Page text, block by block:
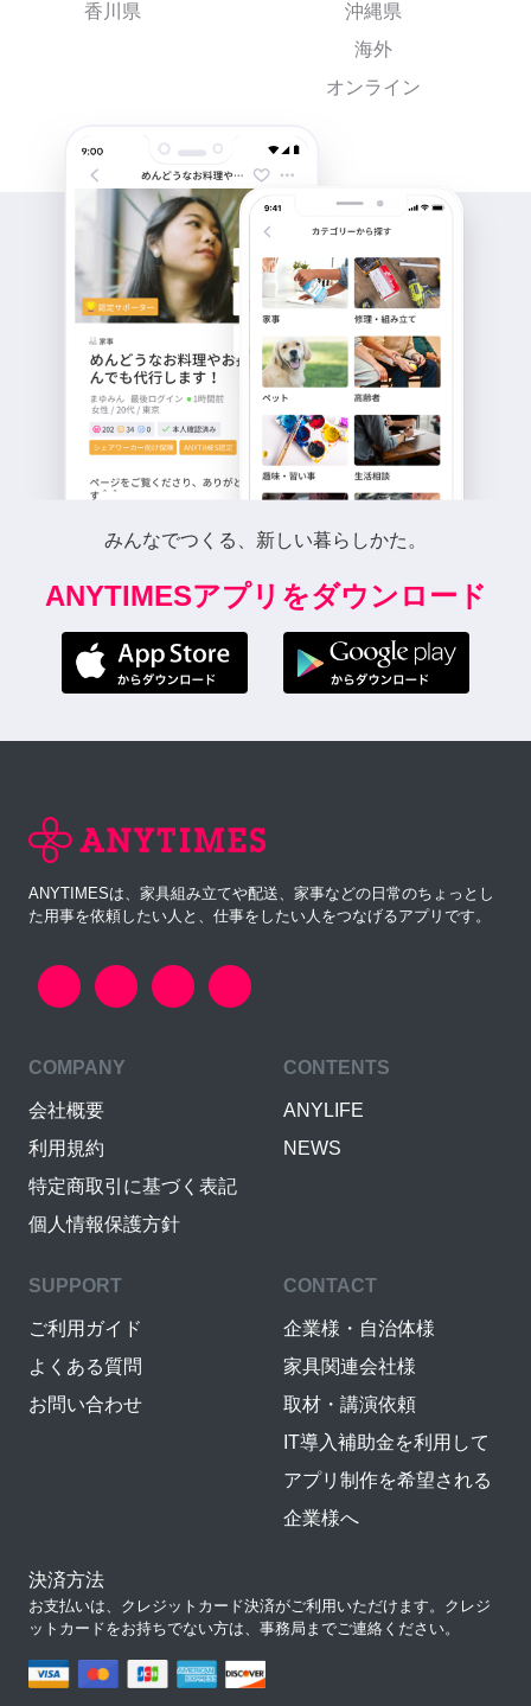
香川県
沖縄県
海外
オンライン
みんなでつくる、新しい暮らしかた。
ANYTIMESアプリをダウンロード
ANYTIMESは、家具組み立てや配送、家事などの日常のちょっとし
た用事を依頼したい人と、仕事をしたい人をつなげるアプリです。
COMPANY
会社概要
利用規約
特定商取引に基づく表記
個人情報保護方針
CONTENTS
ANYLIFE
NEWS
SUPPORT
ご利用ガイド
よくある質問
お問い合わせ
CONTACT
企業様・自治体様
家具関連会社様
取材・講演依頼
IT導入補助金を利用して
アプリ制作を希望される
企業様へ
決済方法
お支払いは、クレジットカード決済がご利用いただけます。クレジ
ットカードをお持ちでない方は、事務局までご連絡ください。